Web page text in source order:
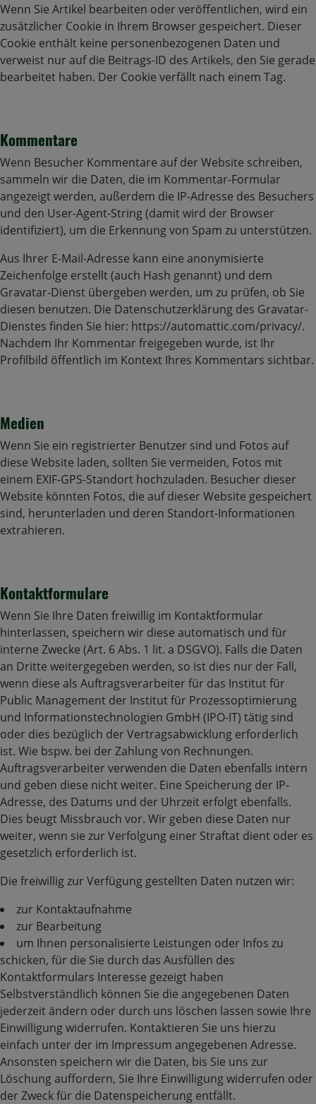
Wenn Sie Artikel bearbeiten oder veröffentlichen, wird ein
zusätzlicher Cookie in Ihrem Browser gespeichert. Dieser
Cookie enthält keine personenbezogenen Daten und
verweist nur auf die Beitrags-ID des Artikels, den Sie gerade
bearbeitet haben. Der Cookie verfällt nach einem Tag.
Kommentare
Wenn Besucher Kommentare auf der Website schreiben,
sammeln wir die Daten, die im Kommentar-Formular
angezeigt werden, außerdem die IP-Adresse des Besuchers
und den User-Agent-String (damit wird der Browser
identifiziert), um die Erkennung von Spam zu unterstützen.
Aus Ihrer E-Mail-Adresse kann eine anonymisierte
Zeichenfolge erstellt (auch Hash genannt) und dem
Gravatar-Dienst übergeben werden, um zu prüfen, ob Sie
diesen benutzen. Die Datenschutzerklärung des Gravatar-
Dienstes finden Sie hier: https://automattic.com/privacy/.
Nachdem Ihr Kommentar freigegeben wurde, ist Ihr
Profilbild öffentlich im Kontext Ihres Kommentars sichtbar.
Medien
Wenn Sie ein registrierter Benutzer sind und Fotos auf
diese Website laden, sollten Sie vermeiden, Fotos mit
einem EXIF-GPS-Standort hochzuladen. Besucher dieser
Website könnten Fotos, die auf dieser Website gespeichert
sind, herunterladen und deren Standort-Informationen
extrahieren.
Kontaktformulare
Wenn Sie Ihre Daten freiwillig im Kontaktformular
hinterlassen, speichern wir diese automatisch und für
interne Zwecke (Art. 6 Abs. 1 lit. a DSGVO). Falls die Daten
an Dritte weitergegeben werden, so ist dies nur der Fall,
wenn diese als Auftragsverarbeiter für das Institut für
Public Management der Institut für Prozessoptimierung
und Informationstechnologien GmbH (IPO-IT) tätig sind
oder dies bezüglich der Vertragsabwicklung erforderlich
ist. Wie bspw. bei der Zahlung von Rechnungen.
Auftragsverarbeiter verwenden die Daten ebenfalls intern
und geben diese nicht weiter. Eine Speicherung der IP-
Adresse, des Datums und der Uhrzeit erfolgt ebenfalls.
Dies beugt Missbrauch vor. Wir geben diese Daten nur
weiter, wenn sie zur Verfolgung einer Straftat dient oder es
gesetzlich erforderlich ist.
Die freiwillig zur Verfügung gestellten Daten nutzen wir:
zur Kontaktaufnahme
zur Bearbeitung
um Ihnen personalisierte Leistungen oder Infos zu
schicken, für die Sie durch das Ausfüllen des
Kontaktformulars Interesse gezeigt haben
Selbstverständlich können Sie die angegebenen Daten
jederzeit ändern oder durch uns löschen lassen sowie Ihre
Einwilligung widerrufen. Kontaktieren Sie uns hierzu
einfach unter der im Impressum angegebenen Adresse.
Ansonsten speichern wir die Daten, bis Sie uns zur
Löschung auffordern, Sie Ihre Einwilligung widerrufen oder
der Zweck für die Datenspeicherung entfällt.